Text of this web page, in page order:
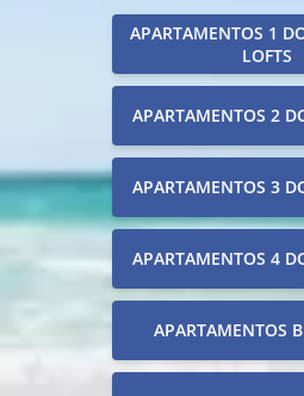
APARTAMENTOS 1
LOFTS
APARTAMENTOS 2
APARTAMENTOS 3
APARTAMENTOS 4
APARTAMENTOS